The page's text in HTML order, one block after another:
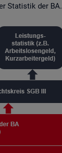
Sta­tis­tik der BA.